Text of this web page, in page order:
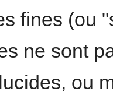
fines (ou
ne sont
ou